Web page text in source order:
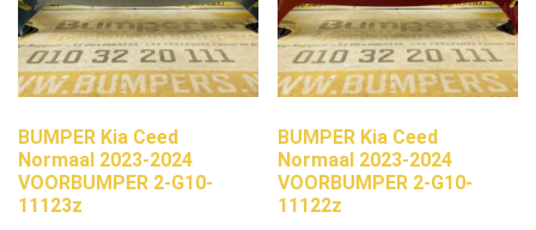
BUMPER Kia Ceed
Normaal 2023-2024
VOORBUMPER 2-G10-
11123z
BUMPER Kia Ceed
Normaal 2023-2024
VOORBUMPER 2-G10-
11122z